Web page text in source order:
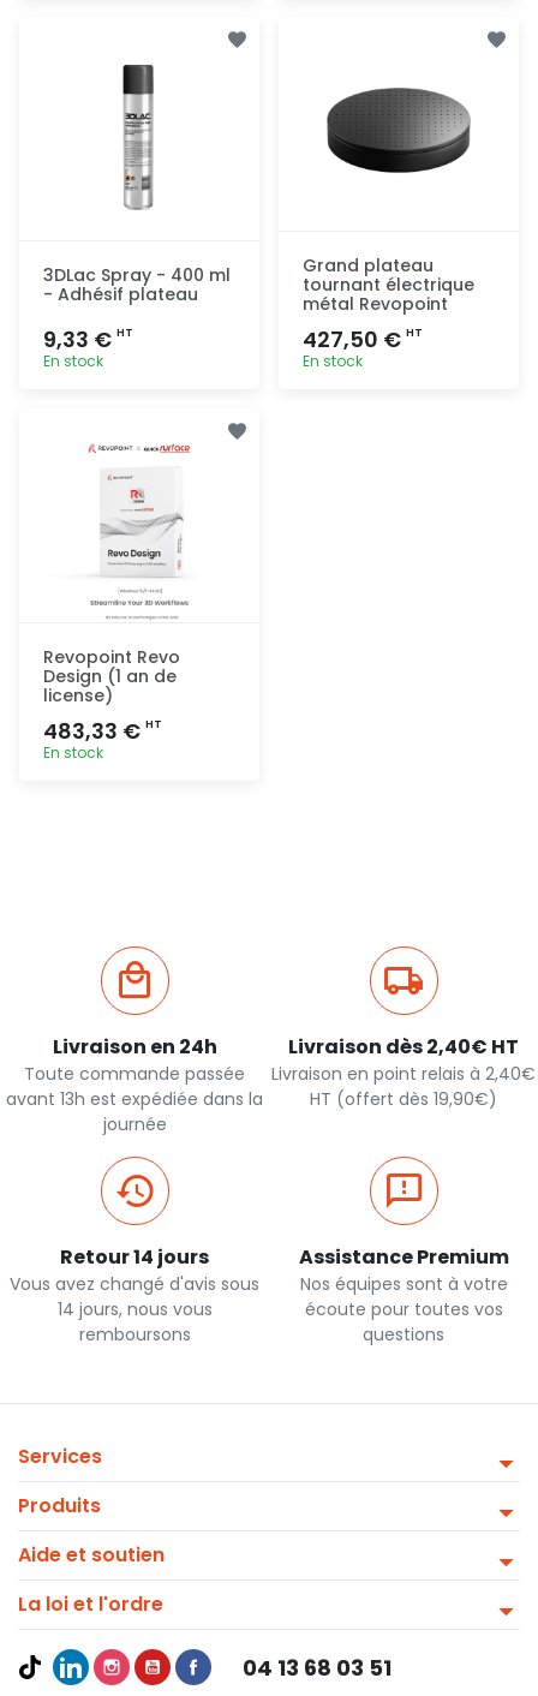
3DLac Spray - 400 ml
- Adhésif plateau
9,33 € HT
En stock
Grand plateau
tournant électrique
métal Revopoint
427,50 € HT
En stock
Revopoint Revo
Design (1 an de
license)
483,33 € HT
En stock
Livraison en 24h
Toute commande passée
avant 13h est expédiée dans la
journée
Livraison dès 2,40€ HT
Livraison en point relais à 2,40€
HT (offert dès 19,90€)
Retour 14 jours
Vous avez changé d'avis sous
14 jours, nous vous
remboursons
Assistance Premium
Nos équipes sont à votre
écoute pour toutes vos
questions
Services
Produits
Aide et soutien
La loi et l'ordre
04 13 68 03 51